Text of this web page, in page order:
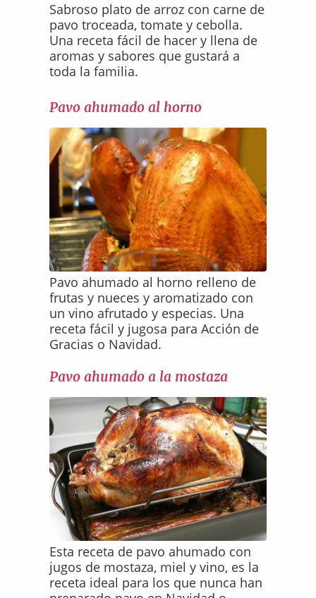
Sabroso plato de arroz con carne de
pavo troceada, tomate y cebolla.
Una receta fácil de hacer y llena de
aromas y sabores que gustará a
toda la familia.
Pavo ahumado al horno
Pavo ahumado al horno relleno de
frutas y nueces y aromatizado con
un vino afrutado y especias. Una
receta fácil y jugosa para Acción de
Gracias o Navidad.
Pavo ahumado a la mostaza
Esta receta de pavo ahumado con
jugos de mostaza, miel y vino, es la
receta ideal para los que nunca han